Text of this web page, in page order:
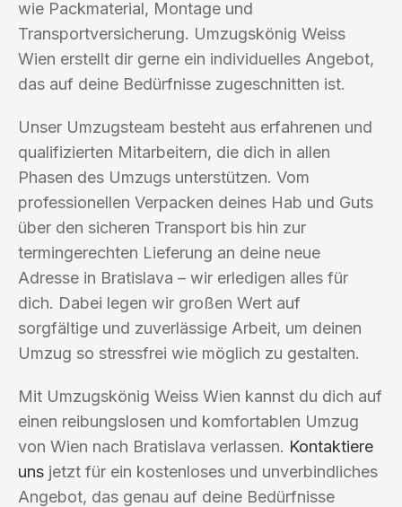
wie Packmaterial, Montage und
Transportversicherung. Umzugskönig Weiss
Wien erstellt dir gerne ein individuelles Angebot,
das auf deine Bedürfnisse zugeschnitten ist.
Unser Umzugsteam besteht aus erfahrenen und
qualifizierten Mitarbeitern, die dich in allen
Phasen des Umzugs unterstützen. Vom
professionellen Verpacken deines Hab und Guts
über den sicheren Transport bis hin zur
termingerechten Lieferung an deine neue
Adresse in Bratislava – wir erledigen alles für
dich. Dabei legen wir großen Wert auf
sorgfältige und zuverlässige Arbeit, um deinen
Umzug so stressfrei wie möglich zu gestalten.
Mit Umzugskönig Weiss Wien kannst du dich auf
einen reibungslosen und komfortablen Umzug
von Wien nach Bratislava verlassen. Kontaktiere
uns jetzt für ein kostenloses und unverbindliches
Angebot, das genau auf deine Bedürfnisse